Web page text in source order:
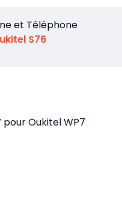
et Téléphone
S76